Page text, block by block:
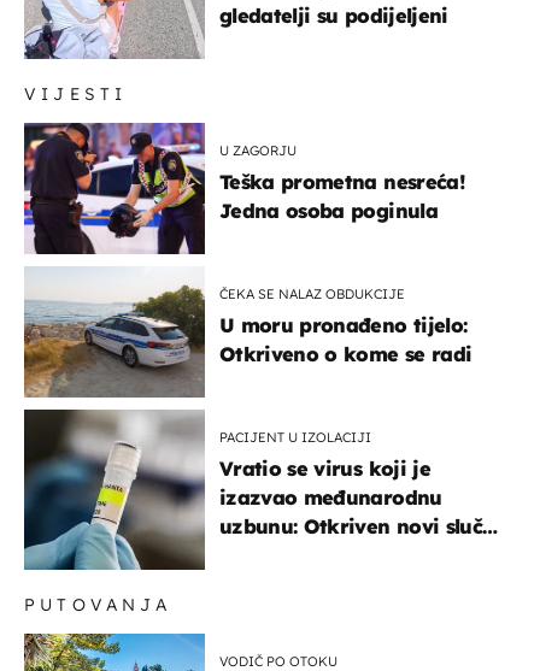
VIJESTI
U ZAGORJU
Teška prometna nesreća!
Jedna osoba poginula
ČEKA SE NALAZ OBDUKCIJE
U moru pronađeno tijelo:
Otkriveno o kome se radi
PACIJENT U IZOLACIJI
Vratio se virus koji je
izazvao međunarodnu
uzbunu: Otkriven novi slučaj
gledatelji su podijeljeni
PUTOVANJA
VODIČ PO OTOKU